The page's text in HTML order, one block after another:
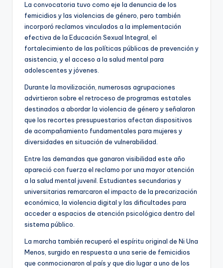
La convocatoria tuvo como eje la denuncia de los
femicidios y las violencias de género, pero también
incorporó reclamos vinculados a la implementación
efectiva de la Educación Sexual Integral, el
fortalecimiento de las políticas públicas de prevención y
asistencia, y el acceso a la salud mental para
adolescentes y jóvenes.
Durante la movilización, numerosas agrupaciones
advirtieron sobre el retroceso de programas estatales
destinados a abordar la violencia de género y señalaron
que los recortes presupuestarios afectan dispositivos
de acompañamiento fundamentales para mujeres y
diversidades en situación de vulnerabilidad.
Entre las demandas que ganaron visibilidad este año
apareció con fuerza el reclamo por una mayor atención
a la salud mental juvenil. Estudiantes secundarias y
universitarias remarcaron el impacto de la precarización
económica, la violencia digital y las dificultades para
acceder a espacios de atención psicológica dentro del
sistema público.
La marcha también recuperó el espíritu original de Ni Una
Menos, surgido en respuesta a una serie de femicidios
que conmocionaron al país y que dio lugar a uno de los